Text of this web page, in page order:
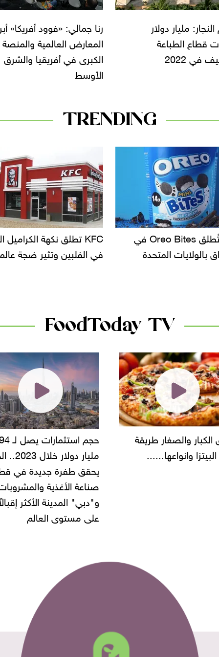
«فوود أفريكا» أبرز
العالمية والمنصة
في أفريقيا والشرق
كريم نور الدين: طرح
جديدة لـ«كليوباترا
الغذائية» خلال أيام
TRENDING
KFC تطلق نكهة الكراميل المملح
وتثير ضجة عالمية
دعوات للتحقيق في أسباب
سحب بعض ألبان
FoodToday TV
حجم استثمارات يصل لـ 94
"أمن القاهرة" يضبط
شركة مطاعم استولى على
أموال المواطنين بزعم